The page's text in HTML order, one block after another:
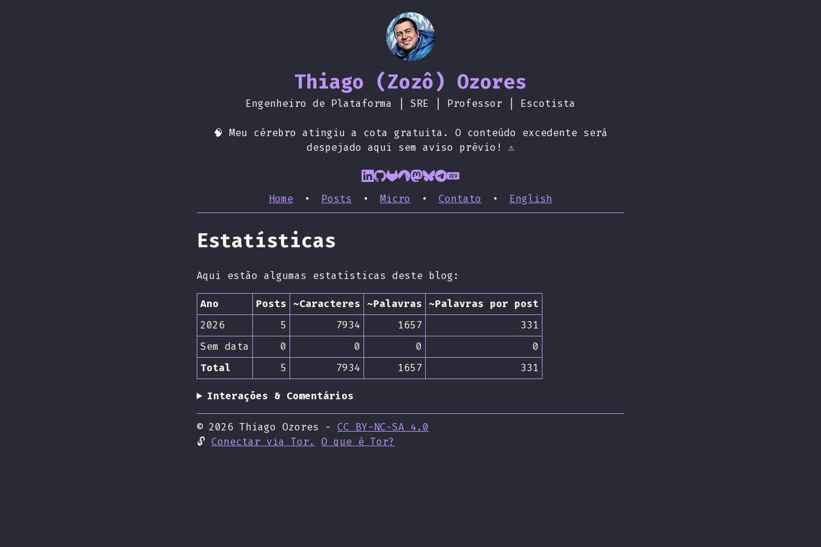
Thiago (Zozô) Ozores
Engenheiro de Plataforma | SRE | Professor | Escotista
🧠 Meu cérebro atingiu a cota gratuita. O conteúdo excedente será
despejado aqui sem aviso prévio! ⚠️
Home • Posts • Micro • Contato • English
Estatísticas
Aqui estão algumas estatísticas deste blog:
Ano Posts ~Caracteres ~Palavras ~Palavras por post
2026
5 7934 1657
331
Sem data
0 0 0
0
Total
5 7934 1657 331
Interações & Comentários
© 2026 Thiago Ozores - CC BY-NC-SA 4.0
🔓 Conectar via Tor. O que é Tor?